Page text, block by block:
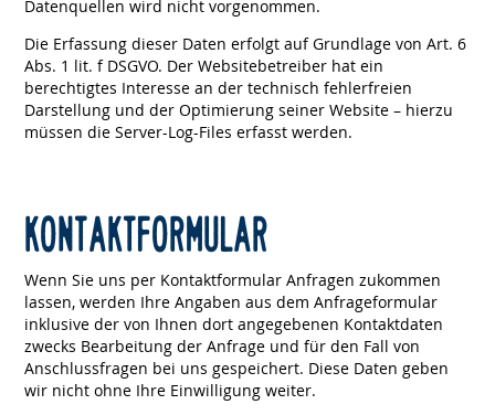
Datenquellen wird nicht vorgenommen.
Die Erfassung dieser Daten erfolgt auf Grundlage von Art. 6
Abs. 1 lit. f DSGVO. Der Websitebetreiber hat ein
berechtigtes Interesse an der technisch fehlerfreien
Darstellung und der Optimierung seiner Website – hierzu
müssen die Server-Log-Files erfasst werden.
KONTAKTFORMULAR
Wenn Sie uns per Kontaktformular Anfragen zukommen
lassen, werden Ihre Angaben aus dem Anfrageformular
inklusive der von Ihnen dort angegebenen Kontaktdaten
zwecks Bearbeitung der Anfrage und für den Fall von
Anschlussfragen bei uns gespeichert. Diese Daten geben
wir nicht ohne Ihre Einwilligung weiter.